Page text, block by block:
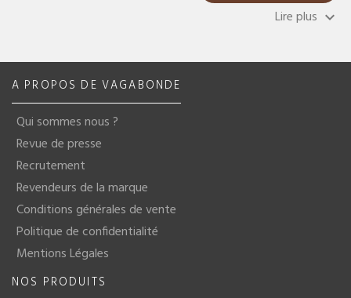
Lire plus keyboard_arrow_down
A PROPOS DE VAGABONDE
Qui sommes nous ?
Revue de presse
Recrutement
Revendeurs de la marque
Conditions générales de vente
Politique de confidentialité
Mentions Légales
NOS PRODUITS